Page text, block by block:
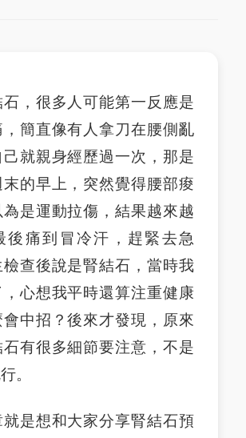
，很多人可能第一反應是
簡直像有人拿刀在腰側亂
就親身經歷過一次，那是
的早上，突然覺得腰部痠
是運動拉傷，結果越來越
後痛到冒冷汗，趕緊去急
查後說是腎結石，當時我
心想我平時還算注重健康
中招？後來才發現，原來
有很多細節要注意，不是
。
是想和大家分享腎結石預